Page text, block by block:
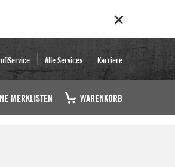
Alle Services Karriere
MERKLISTEN WARENKORB